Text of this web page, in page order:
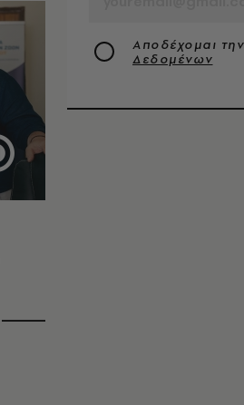
Αποδέχομαι την
Δεδομένων